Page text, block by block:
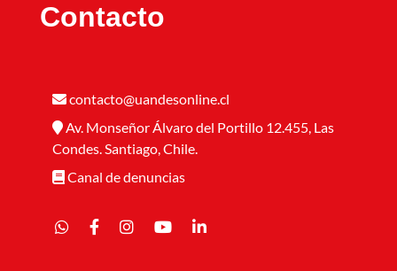
Contacto
contacto@uandesonline.cl
Av. Monseñor Álvaro del Portillo 12.455, Las
Condes. Santiago, Chile.
Canal de denuncias